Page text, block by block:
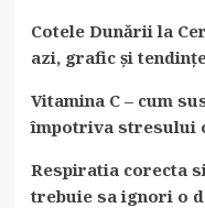
Cotele Dunării la
azi, grafic și
Vitamina C – cum
împotriva stresului
Respiratia corecta
trebuie sa ignori o